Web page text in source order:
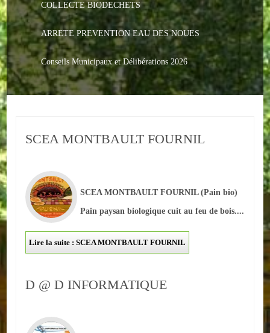
Nouveaux arrivants
Le PACS
Voter
Bientôt 16 ans
Urbanisme
Santé
Social
Culturel
ACTUALITÉS
COLLECTE BIODECHETS
ARRETE PREVENTION EAU DES NOUES
Conseils Municipaux et Délibérations 2026
SCEA MONTBAULT FOURNIL
SCEA MONTBAULT FOURNIL(Pain bio)
Pain paysan biologique cuit au feu de bois....
Lire la suite : SCEA MONTBAULT FOURNIL
D @ D INFORMATIQUE